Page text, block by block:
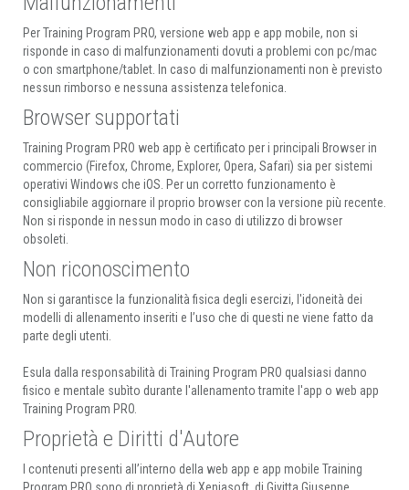
Per Training Program PRO, versione web app e app mobile, non si
risponde in caso di malfunzionamenti dovuti a problemi con pc/mac
o con smartphone/tablet. In caso di malfunzionamenti non è previsto
nessun rimborso e nessuna assistenza telefonica.
Browser supportati
Training Program PRO web app è certificato per i principali Browser in
commercio (Firefox, Chrome, Explorer, Opera, Safari) sia per sistemi
operativi Windows che iOS. Per un corretto funzionamento è
consigliabile aggiornare il proprio browser con la versione più recente.
Non si risponde in nessun modo in caso di utilizzo di browser
obsoleti.
Non riconoscimento
Non si garantisce la funzionalità fisica degli esercizi, l'idoneità dei
modelli di allenamento inseriti e l’uso che di questi ne viene fatto da
parte degli utenti.
Esula dalla responsabilità di Training Program PRO qualsiasi danno
fisico e mentale subìto durante l'allenamento tramite l'app o web app
Training Program PRO.
Proprietà e Diritti d'Autore
I contenuti presenti all’interno della web app e app mobile Training